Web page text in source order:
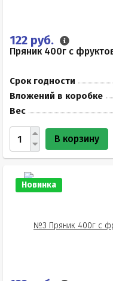
122 руб.
Пряник 400г с
Срок годности
Вложений в коробке
Вес
В корзину
Новинка